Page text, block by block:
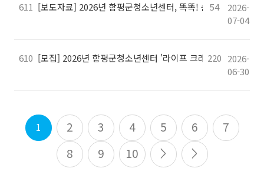
611 [보도자료] 2026년 함평군청소년센터, 똑똑! 솜씨학교 ‘나만
54
2026-
07-04
610 [모집] 2026년 함평군청소년센터 '라이프 크래프트' 참가자 2
220 2026-
06-30
1 2 3 4 5 6
7
8
9 10